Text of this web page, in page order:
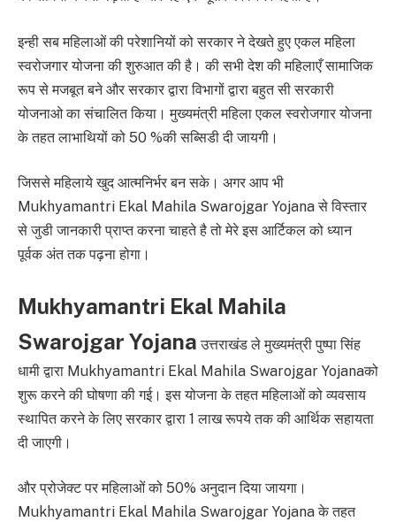
इन्ही सब महिलाओं की परेशानियों को सरकार ने देखते हुए एकल महिला
स्वरोजगार योजना की शुरुआत की है। की सभी देश की महिलाएँ सामाजिक
रूप से मजबूत बने और सरकार द्वारा विभागों द्वारा बहुत सी सरकारी
योजनाओ का संचालित किया। मुख्यमंत्री महिला एकल स्वरोजगार योजना
के तहत लाभाथियों को 50 %की सब्सिडी दी जायगी।
जिससे महिलाये खुद आत्मनिर्भर बन सके। अगर आप भी
Mukhyamantri Ekal Mahila Swarojgar Yojana से विस्तार
से जुडी जानकारी प्राप्त करना चाहते है तो मेरे इस आर्टिकल को ध्यान
पूर्वक अंत तक पढ़ना होगा।
Mukhyamantri Ekal Mahila
Swarojgar Yojana उत्तराखंड ले मुख्यमंत्री पुष्पा सिंह
धामी द्वारा Mukhyamantri Ekal Mahila Swarojgar Yojanaको
शुरू करने की घोषणा की गई। इस योजना के तहत महिलाओं को व्यवसाय
स्थापित करने के लिए सरकार द्वारा 1 लाख रूपये तक की आर्थिक सहायता
दी जाएगी।
और प्रोजेक्ट पर महिलाओं को 50% अनुदान दिया जायगा।
Mukhyamantri Ekal Mahila Swarojgar Yojana के तहत